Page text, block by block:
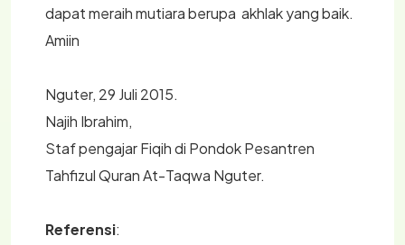
dapat meraih mutiara berupa akhlak yang baik.
Amiin
Nguter, 29 Juli 2015.
Najih Ibrahim,
Staf pengajar Fiqih di Pondok Pesantren
Tahfizul Quran At-Taqwa Nguter.
Referensi: